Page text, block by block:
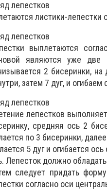
лепестков
листики-лепестки
лепестков
выплетаются
являются уже
2 бисеринки,
затем 7 дуг, и
лепестков
лепестков
средняя ось 2
по 3 бисеринки,
5 дуг и огибается
Лепесток должно
следует придать
согласно оси